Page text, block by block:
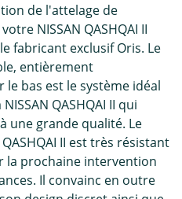
de l'attelage de
NISSAN QASHQAI II
fabricant exclusif Oris. Le
entièrement
bas est le système idéal
QASHQAI II qui
une grande qualité. Le
II est très résistant
la prochaine intervention
Il convainc en outre